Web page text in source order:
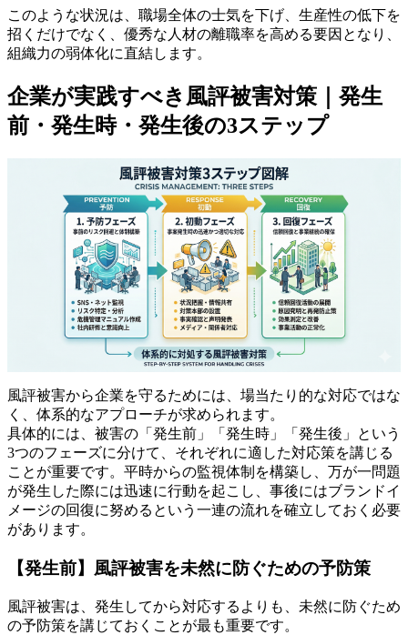
このような状況は、職場全体の士気を下げ、生産性の低下を
招くだけでなく、優秀な人材の離職率を高める要因となり、
組織力の弱体化に直結します。
企業が実践すべき風評被害対策｜発生
前・発生時・発生後の3ステップ
風評被害から企業を守るためには、場当たり的な対応ではな
く、体系的なアプローチが求められます。
具体的には、被害の「発生前」「発生時」「発生後」という
3つのフェーズに分けて、それぞれに適した対応策を講じる
ことが重要です。平時からの監視体制を構築し、万が一問題
が発生した際には迅速に行動を起こし、事後にはブランドイ
メージの回復に努めるという一連の流れを確立しておく必要
があります。
【発生前】風評被害を未然に防ぐための予防策
風評被害は、発生してから対応するよりも、未然に防ぐため
の予防策を講じておくことが最も重要です。